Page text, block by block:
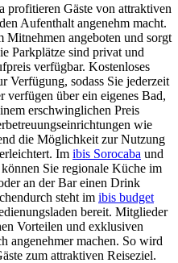
profitieren Gäste von attraktiven
Aufenthalt angenehm macht.
angeboten und sorgt
Parkplätze sind privat und
verfügbar. Kostenloses
Verfügung, sodass Sie jederzeit
über ein eigenes Bad,
erschwinglichen Preis
wie
die Möglichkeit zur Nutzung
Im ibis Sorocaba und
können Sie regionale Küche im
an der Bar einen Drink
steht im ibis budget
bereit. Mitglieder
Vorteilen und exklusiven
angenehmer machen. So wird
zum attraktiven Reiseziel.